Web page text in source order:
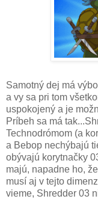
Samotný dej má
a vy sa pri tom
uspokojený a je
Príbeh sa má
Technodrómom (a
a Bebop nechýbajú
obývajú korytnačky
majú, napadne ho,
musí aj v tejto
vieme, Shredder 03